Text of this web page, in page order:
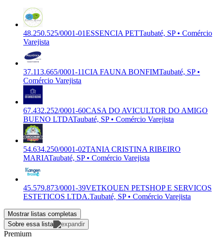
48.250.525/0001-01ESSENCIA PETTaubaté, SP • Comércio
Varejista
37.113.665/0001-11CIA FAUNA BONFIMTaubaté, SP •
Comércio Varejista
67.432.252/0001-60CASA DO AVICULTOR DO AMIGO
BUENO LTDATaubaté, SP • Comércio Varejista
54.634.250/0001-02TANIA CRISTINA RIBEIRO
MARIATaubaté, SP • Comércio Varejista
45.579.873/0001-39VETKOUEN PETSHOP E SERVICOS
ESTETICOS LTDA.Taubaté, SP • Comércio Varejista
Mostrar listas completas
Sobre essa lista
Premium